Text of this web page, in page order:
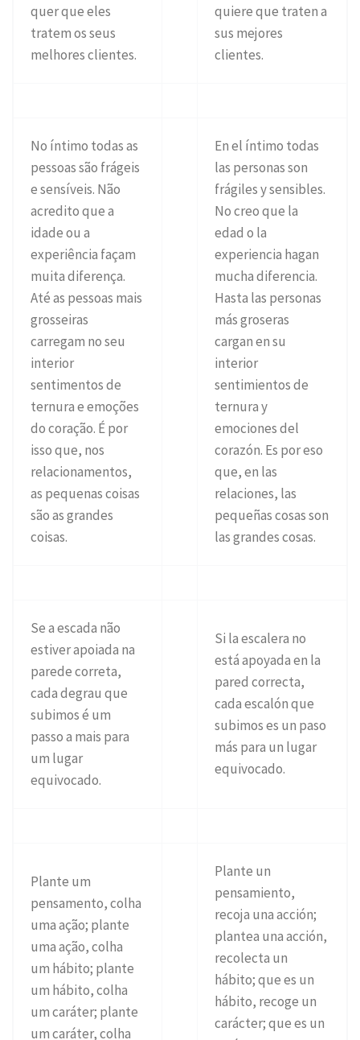
quer que eles
tratem os seus
melhores clientes.
quiere que traten a
sus mejores
clientes.
No íntimo todas as
pessoas são frágeis
e sensíveis. Não
acredito que a
idade ou a
experiência façam
muita diferença.
Até as pessoas mais
grosseiras
carregam no seu
interior
sentimentos de
ternura e emoções
do coração. É por
isso que, nos
relacionamentos,
as pequenas coisas
são as grandes
coisas.
En el íntimo todas
las personas son
frágiles y sensibles.
No creo que la
edad o la
experiencia hagan
mucha diferencia.
Hasta las personas
más groseras
cargan en su
interior
sentimientos de
ternura y
emociones del
corazón. Es por eso
que, en las
relaciones, las
pequeñas cosas son
las grandes cosas.
Se a escada não
estiver apoiada na
parede correta,
cada degrau que
subimos é um
passo a mais para
um lugar
equivocado.
Si la escalera no
está apoyada en la
pared correcta,
cada escalón que
subimos es un paso
más para un lugar
equivocado.
Plante um
pensamento, colha
uma ação; plante
uma ação, colha
um hábito; plante
um hábito, colha
um caráter; plante
um caráter, colha
Plante un
pensamiento,
recoja una acción;
plantea una acción,
recolecta un
hábito; que es un
hábito, recoge un
carácter; que es un